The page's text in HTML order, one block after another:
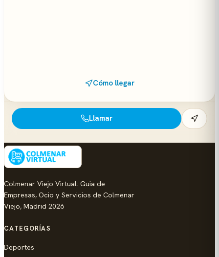
Cómo llegar
Llamar
Colmenar Viejo Virtual: Guia de
Empresas, Ocio y Servicios de Colmenar
Viejo, Madrid 2026
CATEGORÍAS
Deportes